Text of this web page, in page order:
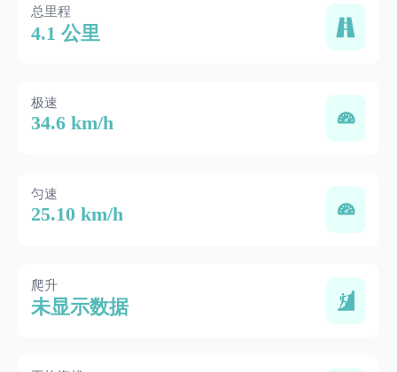
总里程
4.1 公里
极速
34.6 km/h
匀速
25.10 km/h
爬升
未显示数据